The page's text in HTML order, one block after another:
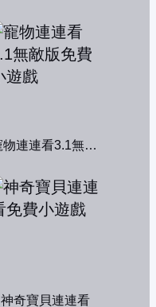
寵物連連看3.1無敵版
神奇寶貝連連看